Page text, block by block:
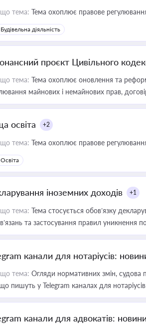
тема: Тема охоплює правове регулювання
Будівельна діяльність
проєкт Цивільного
тема: Тема охоплює оновлення та
майнових і немайнових прав,
освіта +2
тема: Тема охоплює правове регулювання
Освіта
іноземних доходів +1
тема: Тема стосується обов’язку
та застосування правил уникнення
канали для нотаріусів:
тема: Огляди нормативних змін, судова
пишуть у Telegram каналах для нотаріусів
канали для адвокатів: